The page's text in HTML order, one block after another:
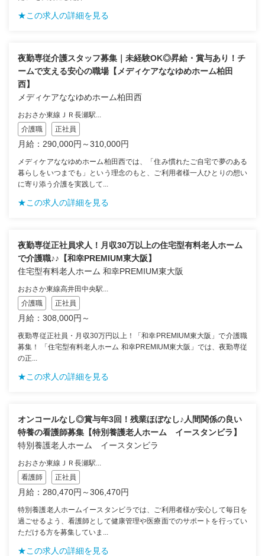
★この求人の詳細を見る
夜勤専従介護スタッフ募集｜未経験OK◎昇給・賞与あり！チ
ームで支える安心の職場【メディケアななゆめホーム柏田
西】
メディケアななゆめホーム柏田西
おおさか東線ＪＲ長瀬駅...
介護職
正社員
月給：290,000円～310,000円
メディケアななゆめホーム柏田西では、「住み慣れたご自宅で夢のある
暮らしをいつまでも」という理念のもと、ご利用者様一人ひとりの想い
に寄り添う介護を実践して...
★この求人の詳細を見る
夜勤専従正社員求人！月収30万以上の住宅型有料老人ホーム
で介護職♪♪【和幸PREMIUM東大阪】
住宅型有料老人ホーム 和幸PREMIUM東大阪
おおさか東線高井田中央駅...
介護職
正社員
月給：308,000円～
夜勤専従正社員・月収30万円以上！「和幸PREMIUM東大阪」で介護職
募集！ 「住宅型有料老人ホーム 和幸PREMIUM東大阪」では、夜勤専従
の正...
★この求人の詳細を見る
オンコールなし◎賞与年3回！残業ほぼなし♪人間関係の良い
特養の看護師募集【特別養護老人ホーム イースタンビラ】
特別養護老人ホーム イースタンビラ
おおさか東線ＪＲ長瀬駅...
看護師
正社員
月給：280,470円～306,470円
特別養護老人ホームイースタンビラでは、ご利用者様が安心して毎日を
過ごせるよう、看護師として健康管理や医療面でのサポートを行ってい
ただける方を募集していま...
★この求人の詳細を見る